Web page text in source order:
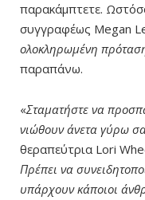
παρακάμπτετε.
συγγραφέως Megan
ολοκληρωμένη
παραπάνω.
«Σταματήστε να
νιώθουν άνετα γύρω
θεραπεύτρια Lori
Πρέπει να
υπάρχουν κάποιοι